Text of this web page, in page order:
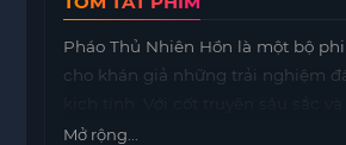
Pháo Thủ Nhiên Hồn là một bộ
cho khán giả những trải nghiệm
gây cấn, bộ phim đưa người xem
Mở rộng...